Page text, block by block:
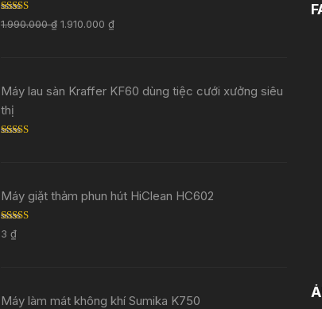
Rated 5.00
out of 5
1.990.000₫ 1.910.000 ₫
Máy lau sàn Kraffer KF60 dùng tiệc cưới xưởng siêu
thị
Máy giặt thảm phun hút HiClean HC602
Rated
out of 5
3 ₫
Máy làm mát không khí Sumika K750